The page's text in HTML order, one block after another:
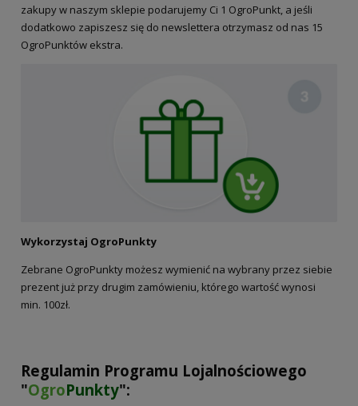
zakupy w naszym sklepie podarujemy Ci 1 OgroPunkt, a jeśli
dodatkowo zapiszesz się do newslettera otrzymasz od nas 15
OgroPunktów ekstra.
Wykorzystaj OgroPunkty
Zebrane OgroPunkty możesz wymienić na wybrany przez siebie
prezent już przy drugim zamówieniu, którego wartość wynosi
min. 100zł.
Regulamin Programu Lojalnościowego
"OgroPunkty":